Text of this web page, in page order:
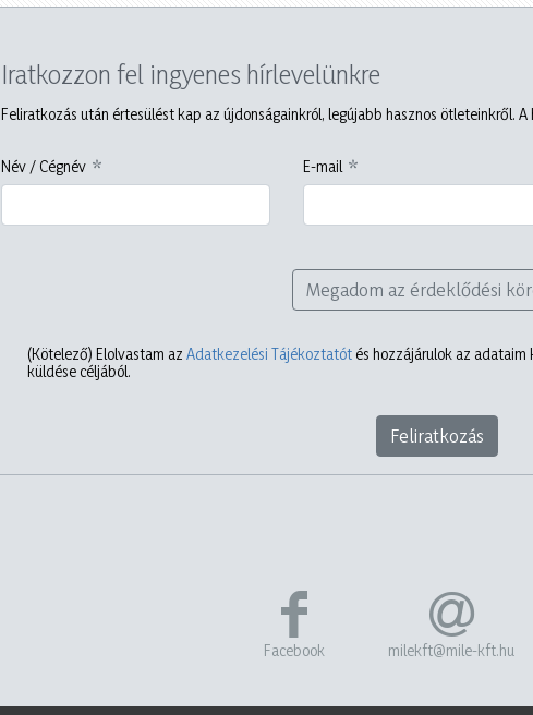
Iratkozzon fel ingyenes hírlevelünkre
Feliratkozás után értesülést kap az újdonságainkról, legújabb hasznos ötleteinkről.
Név / Cégnév E-mail
Megadom az érdeklődési
(Kötelező) Elolvastam az Adatkezelési Tájékoztatót és hozzájárulok az
küldése céljából.
Feliratkozás
Facebook milekft@mile-kft.hu